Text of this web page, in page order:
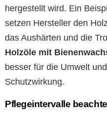
hergestellt wird. Ein
setzen Hersteller den
das Aushärten und die
Holzöle mit
besser für die Umwelt
Schutzwirkung.
Pflegeintervalle